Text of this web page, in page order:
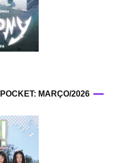
MARÇO/2026